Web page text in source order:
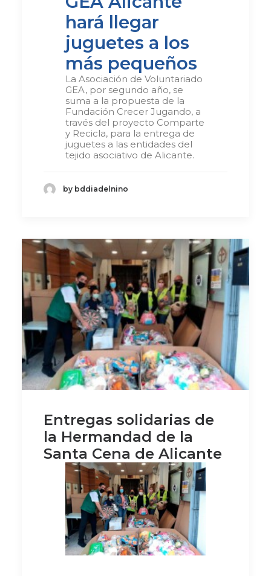
hará llegar
juguetes a los
más pequeños
La Asociación de Voluntariado
GEA, por segundo año, se
suma a la propuesta de la
Fundación Crecer Jugando, a
través del proyecto Comparte
y Recicla, para la entrega de
juguetes a las entidades del
tejido asociativo de Alicante.
by bddiadelnino
Entregas solidarias de
la Hermandad de la
Santa Cena de Alicante